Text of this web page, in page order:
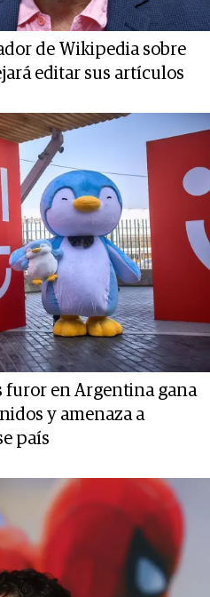
de Wikipedia sobre
editar sus artículos
furor en Argentina gana
y amenaza a
país